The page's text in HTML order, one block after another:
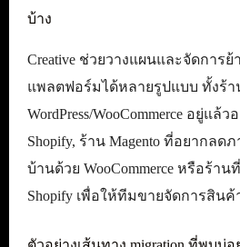
บ้าง
Creative ช่วยวางแผนและจัดการ
แพลตฟอร์มได้หลายรูปแบบ ทั้งร้า
WordPress/WooCommerce อยู่แล้ว
Shopify, ร้าน Magento ที่อยากลด
บ้านด้วย WooCommerce หรือร้าน
Shopify เพื่อให้ทีมขายจัดการสินค้